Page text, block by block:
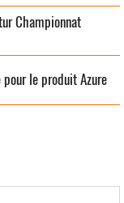
Championnat
le produit Azure